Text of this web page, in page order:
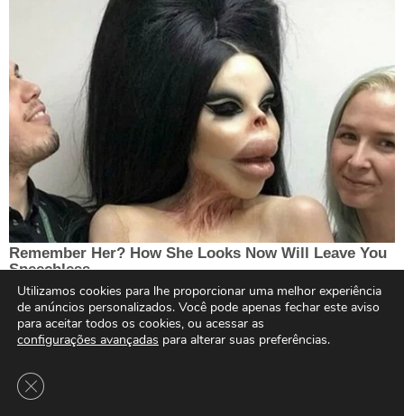
Utilizamos cookies para lhe proporcionar uma melhor experiência
de anúncios personalizados. Você pode apenas fechar este aviso
para aceitar todos os cookies, ou acessar as
configurações avançadas para alterar suas preferências.
Close GDPR Cookie Banner